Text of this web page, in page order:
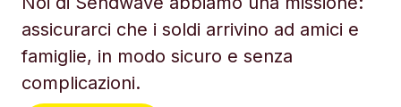
assicurarci che i soldi arrivino ad amici e
famiglie, in modo sicuro e senza
complicazioni.